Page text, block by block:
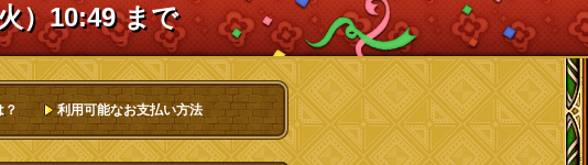
）10:49 まで
？ 利用可能なお支払い方法